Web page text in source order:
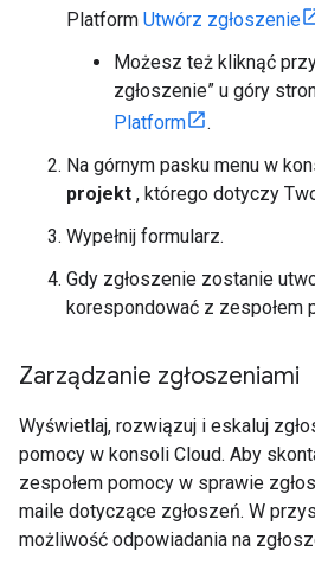
Platform Utwórz zgłoszenie
Możesz też kliknąć
zgłoszenie” u góry
Platform
.
Na górnym pasku menu w
projekt , którego dotyczy
Wypełnij formularz.
Gdy zgłoszenie zostanie
korespondować z zespołem
Zarządzanie zgłoszeniami
Wyświetlaj, rozwiązuj i eskaluj
pomocy w konsoli Cloud. Aby
zespołem pomocy w sprawie
maile dotyczące zgłoszeń. W
możliwość odpowiadania na